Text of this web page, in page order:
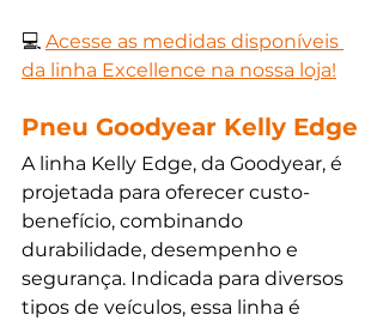
💻 Acesse as medidas disponíveis
da linha Excellence na nossa loja!
Pneu Goodyear Kelly Edge
A linha Kelly Edge, da Goodyear, é
projetada para oferecer custo-
benefício, combinando
durabilidade, desempenho e
segurança. Indicada para diversos
tipos de veículos, essa linha é